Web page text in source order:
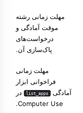
مهلت زمانی رشته
موقت آمادگی و
درخواست‌های
پاک‌سازی آن.
مهلت زمانی
فراخوانی ابزار
آمادگی list_apps
در
Computer Use.